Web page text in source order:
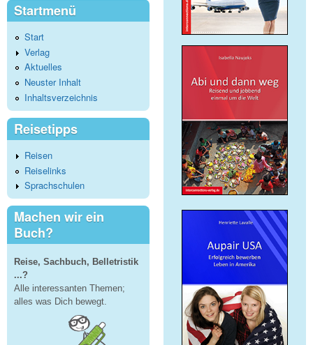
Startmenü
Start
Verlag
Aktuelles
Neuster Inhalt
Inhaltsverzeichnis
Reisetipps
Reisen
Reiselinks
Sprachschulen
Machen wir ein
Buch?
Reise, Sachbuch, Belletristik
...?
Alle interessanten Themen;
alles was Dich bewegt.